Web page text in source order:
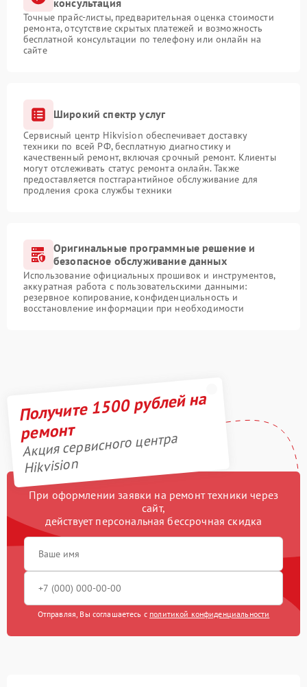
Точные прайс-листы, предварительная оценка стоимости
ремонта, отсутствие скрытых платежей и возможность
бесплатной консультации по телефону или онлайн на
сайте
Широкий спектр услуг
Сервисный центр Hikvision обеспечивает доставку
техники по всей РФ, бесплатную диагностику и
качественный ремонт, включая срочный ремонт. Клиенты
могут отслеживать статус ремонта онлайн. Также
предоставляется постгарантийное обслуживание для
продления срока службы техники
Оригинальные программные решение и
безопасное обслуживание данных
Использование официальных прошивок и инструментов,
аккуратная работа с пользовательскими данными:
резервное копирование, конфиденциальность и
восстановление информации при необходимости
Получите 1500 рублей на
ремонт
Акция сервисного центра
Hikvision
При оформлении заявки на ремонт техники через
сайт,
действует персональная бессрочная скидка
Отправляя, Вы соглашаетесь с политикой конфиденциальности